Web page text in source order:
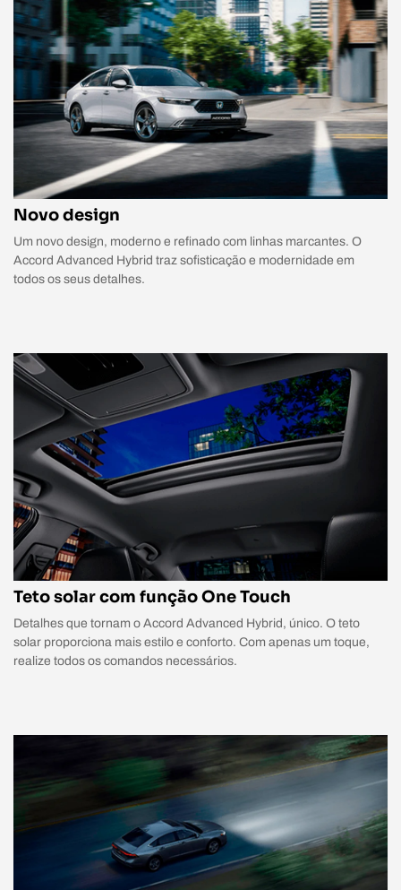
Novo design
Um novo design, moderno e refinado com linhas marcantes. O
Accord Advanced Hybrid traz sofisticação e modernidade em
todos os seus detalhes.
Teto solar com função One Touch
Detalhes que tornam o Accord Advanced Hybrid, único. O teto
solar proporciona mais estilo e conforto. Com apenas um toque,
realize todos os comandos necessários.